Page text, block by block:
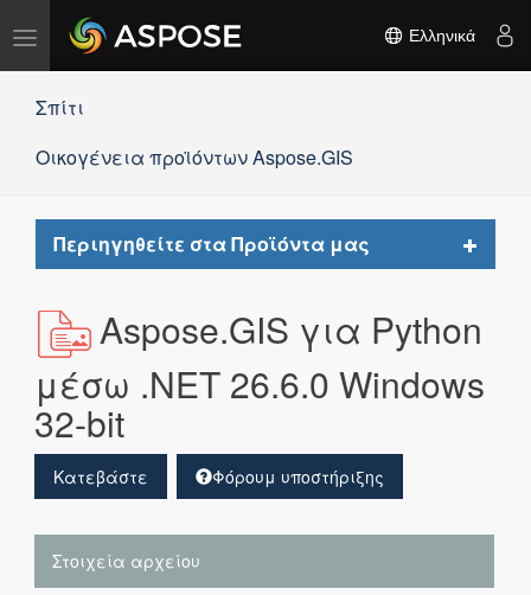
Εναλλαγή
πλοήγησης
Ελληνικά
Σπίτι
Οικογένεια προϊόντων Aspose.GIS
Περιηγηθείτε στα Προϊόντα μας
Toggle
Aspose.GIS για Python
μέσω .NET 26.6.0 Windows
32-bit
Κατεβάστε Φόρουμ υποστήριξης
Στοιχεία αρχείου